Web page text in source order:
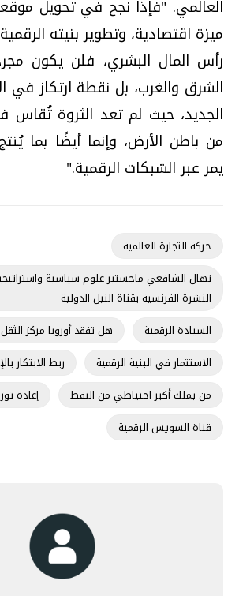
العالمي. "فإذا نجح في تحويل
ميزة اقتصادية، وتطوير بنيته
رأس المال البشري، فلن يكون
الشرق والغرب، بل نقطة ارتكاز في
الجديد، حيث لم تعد الثروة تُقاس
من باطن الأرض، وإنما أيضًا بما
يمر عبر الشبكات الرقمية."
حركة التجارة العالمية
نهال الشافعي ماجستير علوم سياسية
النشرة الفرنسية بقناة النيل الدولية
السيادة الرقمية
هل تفقد أوروبا مركز
الاستثمار في البنية الرقمية
ربط الابتكار
من يملك أكبر احتياطي من النفط
إعادة
قناة السويس الرقمية